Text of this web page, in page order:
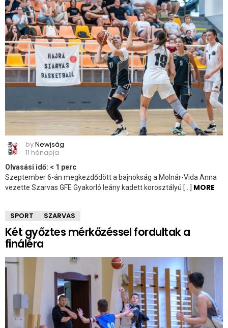
byNewjság
11 hónapja
Olvasási idő: < 1 perc
Szeptember 6-án megkezdődött a bajnokság a Molnár-Vida Anna
vezette Szarvas GFE Gyakorló leány kadett korosztályú […] MORE
SPORT SZARVAS
Két győztes mérkőzéssel fordultak a
fináléra